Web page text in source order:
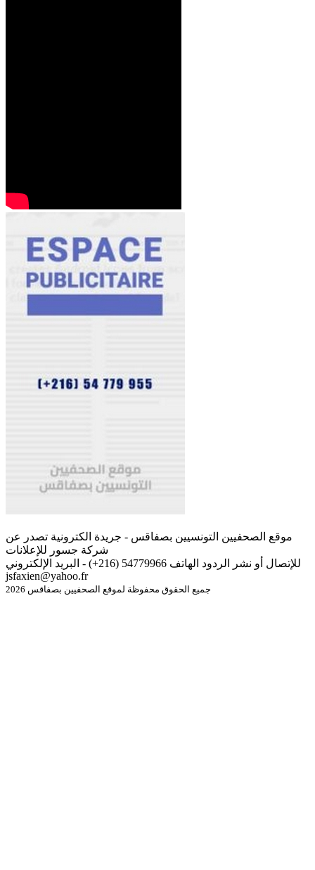
موقع الصحفيين التونسيين بصفاقس - جريدة الكترونية تصدر عن
شركة جسور للإعلانات
للإتصال أو نشر الردود الهاتف 54779966 (216+) - البريد الإلكتروني
jsfaxien@yahoo.fr
جميع الحقوق محفوظة لموقع الصحفيين بصفاقس 2026